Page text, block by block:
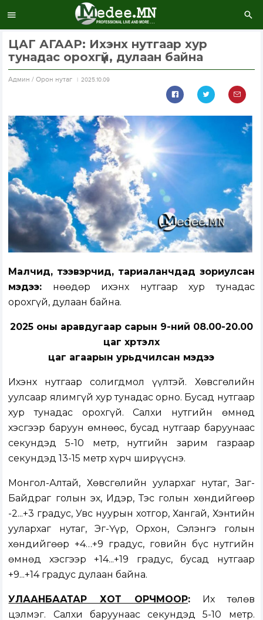
ЦАГ АГААР: Ихэнх нутгаар хур
тунадас орохгүй, дулаан байна
Aдмин / Орон нутаг 2025.10.09
Малчид, тээвэрчид, тариаланчдад зориулсан
мэдээ: Өнөөдөр ихэнх нутгаар хур тунадас
орохгүй, дулаан байна.
2025 оны аравдугаар сарын 9-ний 08.00-20.00
цаг хүртэлх
цаг агаарын урьдчилсан мэдээ
Ихэнх нутгаар солигдмол үүлтэй. Хөвсгөлийн
уулсаар ялимгүй хур тунадас орно. Бусад нутгаар
хур тунадас орохгүй. Салхи нутгийн өмнөд
хэсгээр баруун өмнөөс, бусад нутгаар баруунаас
секундэд 5-10 метр, нутгийн зарим газраар
секундэд 13-15 метр хүрч ширүүснэ.
Монгол-Алтай, Хөвсгөлийн уулархаг нутаг, Заг-
Байдраг голын эх, Идэр, Тэс голын хөндийгөөр
-2...+3 градус, Увс нуурын хотгор, Хангай, Хэнтийн
уулархаг нутаг, Эг-Үүр, Орхон, Сэлэнгэ голын
хөндийгөөр +4…+9 градус, говийн бүс нутгийн
өмнөд хэсгээр +14...+19 градус, бусад нутгаар
+9...+14 градус дулаан байна.
УЛААНБААТАР ХОТ ОРЧМООР:Их төлөв
цэлмэг. Салхи баруунаас секундэд 5-10 метр.